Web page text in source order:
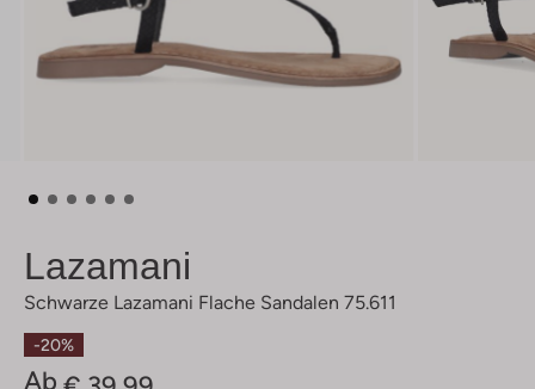
Lazamani
Schwarze Lazamani Flache Sandalen 75.611
-20%
Ab